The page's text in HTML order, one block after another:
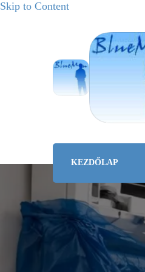
Skip to Content
KEZDŐLAP